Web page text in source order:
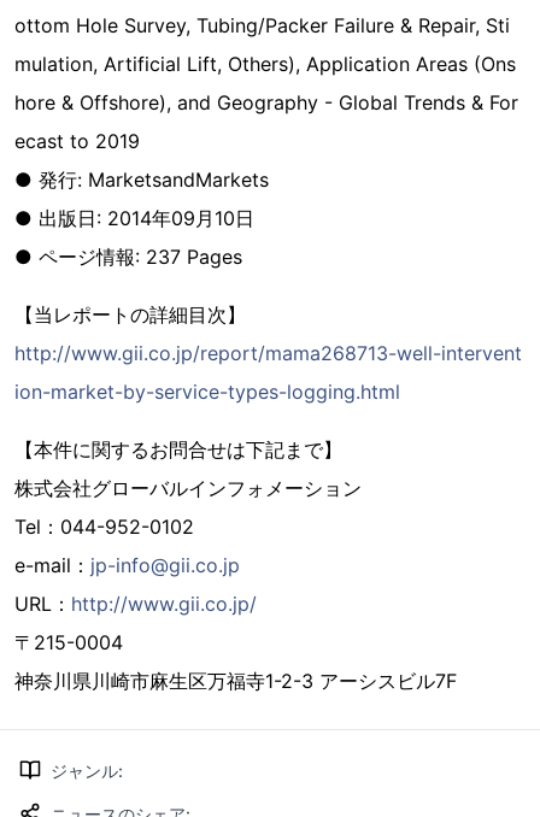
ottom Hole Survey, Tubing/Packer Failure & Repair, Sti
mulation, Artificial Lift, Others), Application Areas (Ons
hore & Offshore), and Geography - Global Trends & For
ecast to 2019
● 発行: MarketsandMarkets
● 出版日: 2014年09月10日
● ページ情報: 237 Pages
【当レポートの詳細目次】
http://www.gii.co.jp/report/mama268713-well-intervent
ion-market-by-service-types-logging.html
【本件に関するお問合せは下記まで】
株式会社グローバルインフォメーション
Tel：044-952-0102
e-mail： jp-info@gii.co.jp
URL： http://www.gii.co.jp/
〒215-0004
神奈川県川崎市麻生区万福寺1-2-3 アーシスビル7F
ジャンル: